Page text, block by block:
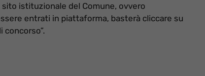
istituzionale del Comune, ovvero
entrati in piattaforma, basterà cliccare su
concorso”.